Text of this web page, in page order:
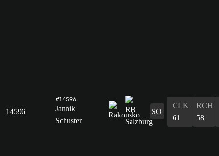
14596
#14596
Jannik
Schuster
SO
CLK
61
RCH
58